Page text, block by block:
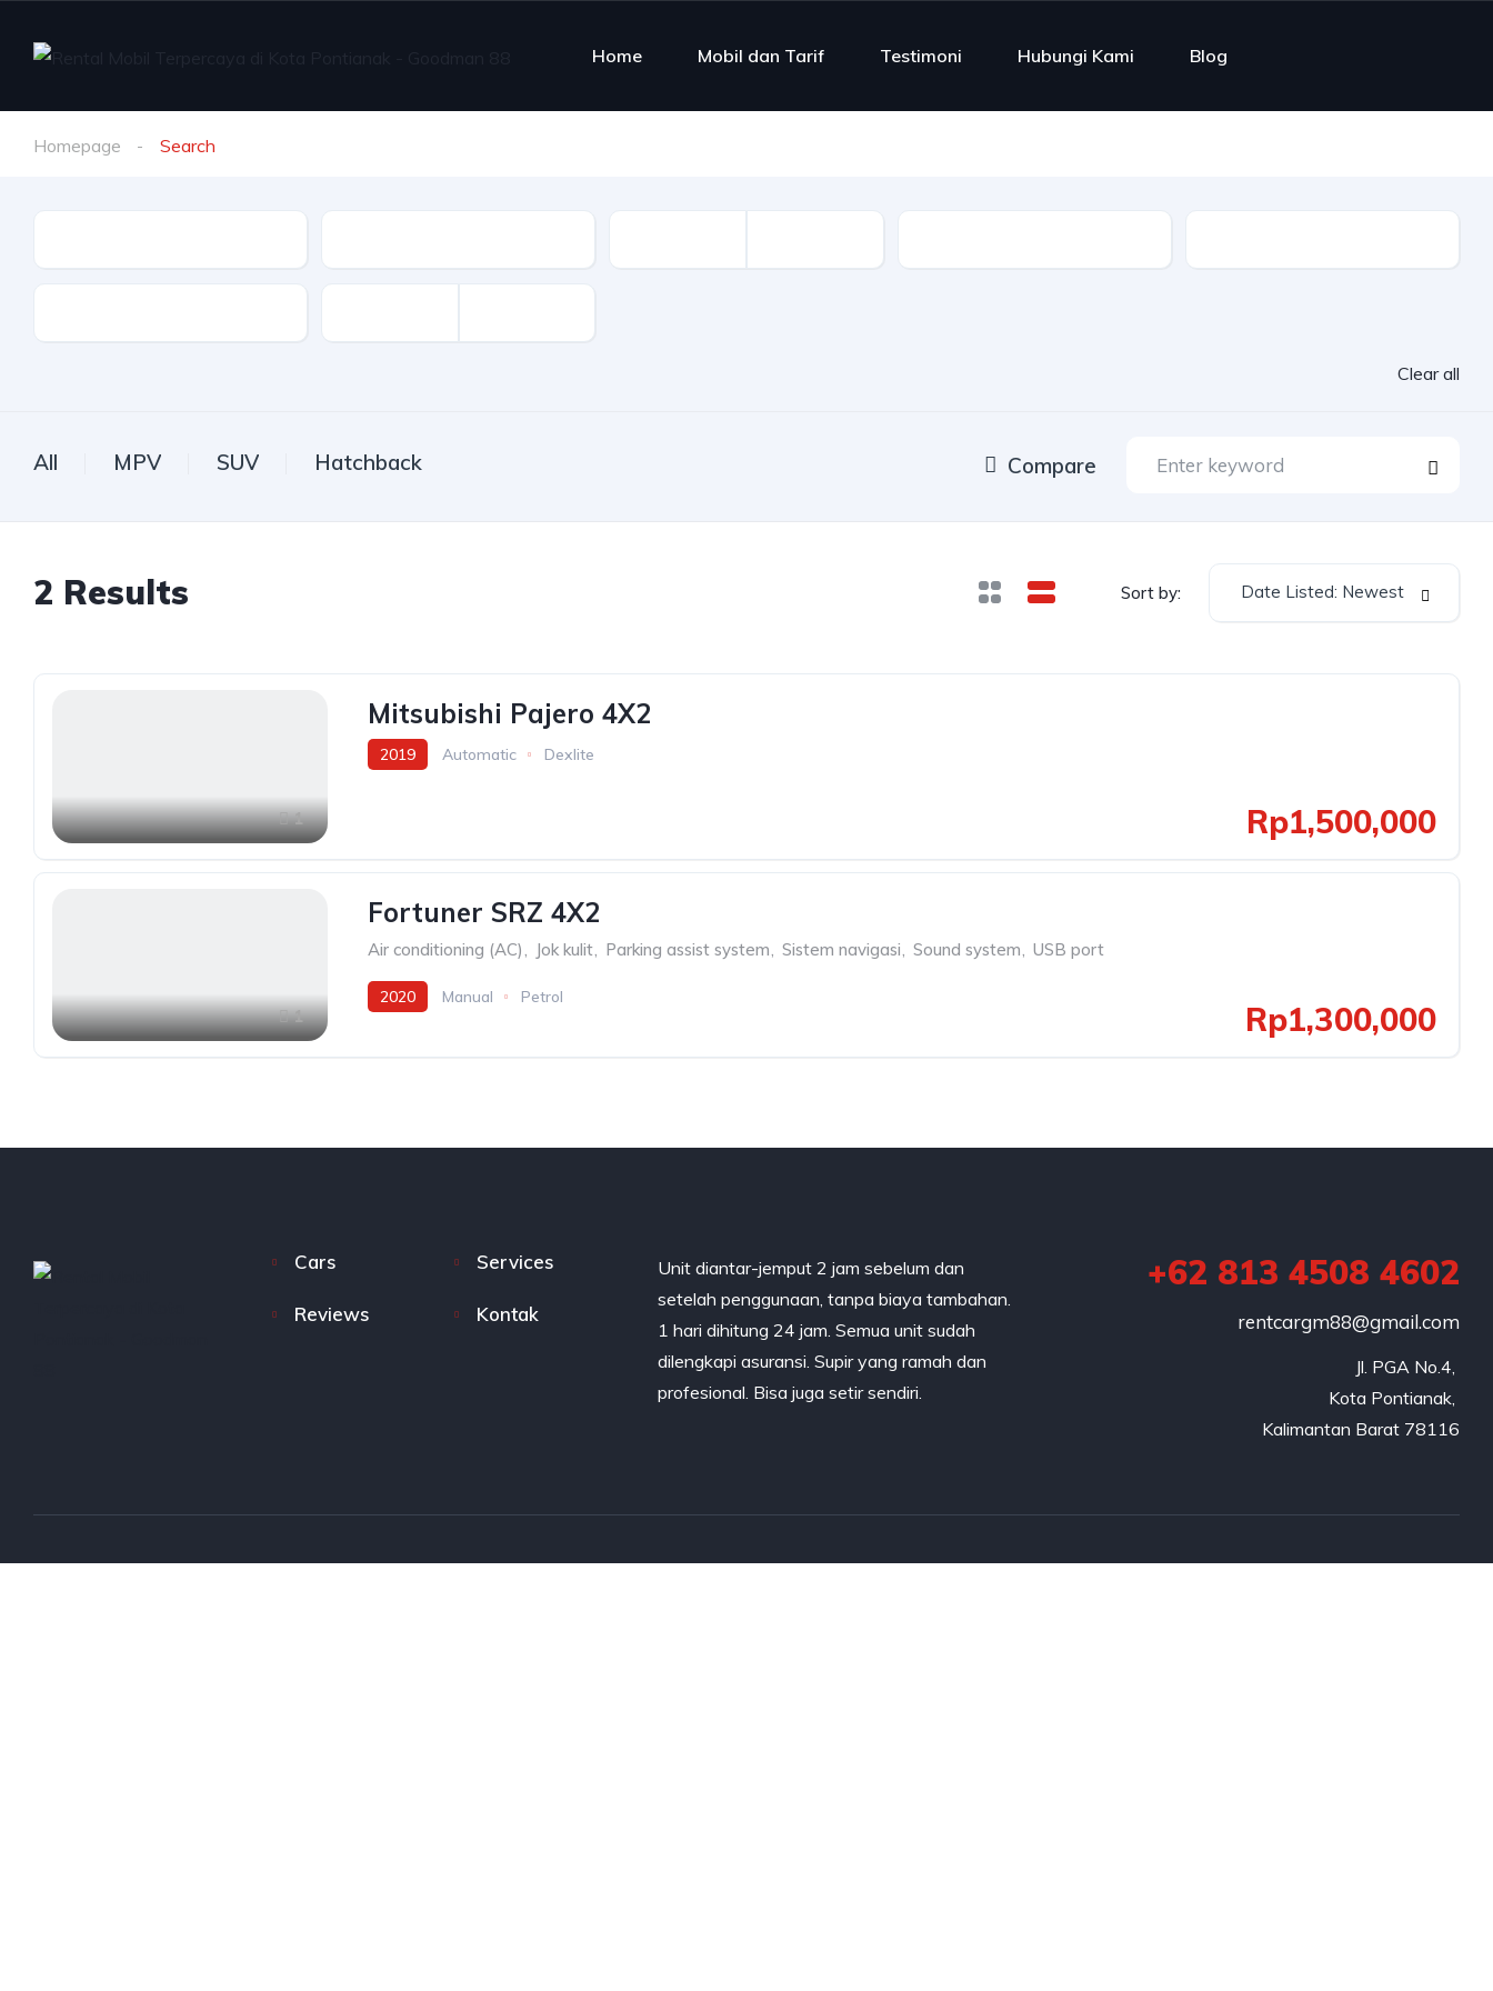
Home Mobil dan Tarif Testimoni Hubungi Kami Blog
Homepage Search
Clear all
All MPV SUV Hatchback Compare
2 Results Sort by: Date Listed: Newest
1
Mitsubishi Pajero 4X2
2019 Automatic Dexlite
Rp1,500,000
1
Fortuner SRZ 4X2
Air conditioning (AC) Jok kulit Parking assist system Sistem navigasi Sound system USB port
2020 Manual Petrol
Rp1,300,000
Cars Services
Reviews Kontak
Unit diantar-jemput 2 jam sebelum dan
setelah penggunaan, tanpa biaya tambahan.
1 hari dihitung 24 jam. Semua unit sudah
dilengkapi asuransi. Supir yang ramah dan
profesional. Bisa juga setir sendiri.
+62 813 4508 4602
rentcargm88@gmail.com
Jl. PGA No.4,
Kota Pontianak,
Kalimantan Barat 78116